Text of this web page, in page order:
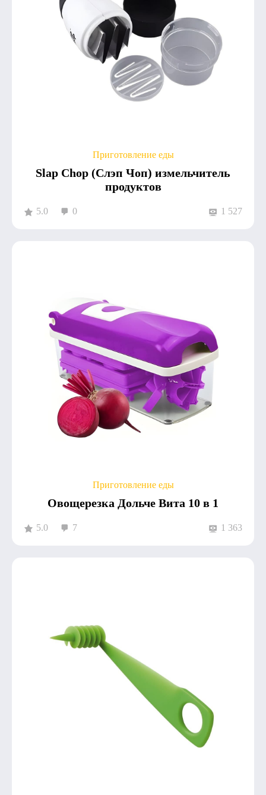
Приготовление еды
Slap Chop (Слэп Чоп) измельчитель
продуктов
5.0 0 1 527
Приготовление еды
Овощерезка Дольче Вита 10 в 1
5.0 7 1 363